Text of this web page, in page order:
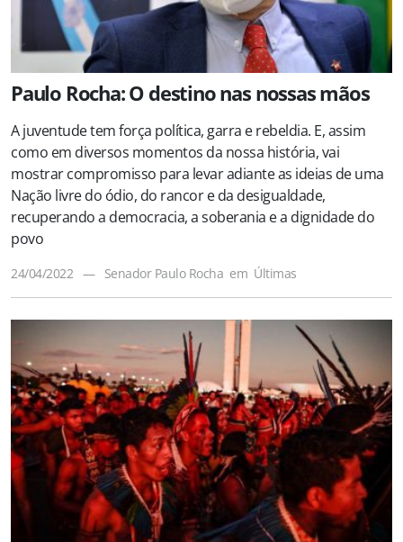
Paulo Rocha: O destino nas nossas mãos
A juventude tem força política, garra e rebeldia. E, assim
como em diversos momentos da nossa história, vai
mostrar compromisso para levar adiante as ideias de uma
Nação livre do ódio, do rancor e da desigualdade,
recuperando a democracia, a soberania e a dignidade do
povo
24/04/2022 — Senador Paulo Rocha em Últimas